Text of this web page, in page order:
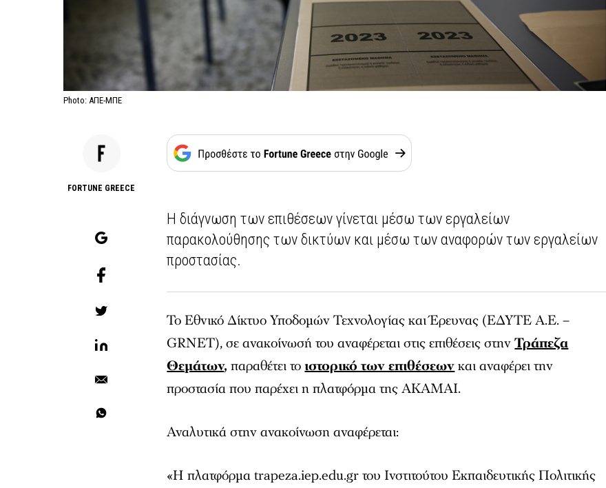
Photo: ΑΠΕ-ΜΠΕ
FORTUNE GREECE
Η διάγνωση των επιθέσεων γίνεται μέσω των εργαλείων
παρακολούθησης των δικτύων και μέσω των αναφορών των εργαλείων
προστασίας.
Το Εθνικό Δίκτυο Υποδομών Τεχνολογίας και Έρευνας (ΕΔΥΤΕ Α.Ε. –
GRNET), σε ανακοίνωσή του αναφέρεται στις επιθέσεις στηνΤράπεζα
Θεμάτων, παραθέτει τοιστορικό των επιθέσεωνκαι αναφέρει την
προστασία που παρέχει η πλατφόρμα της ΑΚΑΜΑΙ.
Αναλυτικά στην ανακοίνωση αναφέρεται:
«H πλατφόρμα trapeza.iep.edu.gr του Ινστιτούτου Εκπαιδευτικής Πολιτικής